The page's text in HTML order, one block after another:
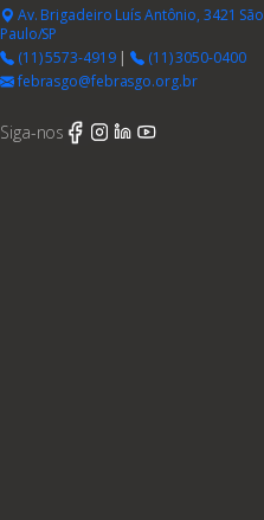
Av. Brigadeiro Luís Antônio, 3421 São
Paulo/SP
(11) 5573-4919|
(11) 3050-0400
febrasgo@febrasgo.org.br
Siga-nos